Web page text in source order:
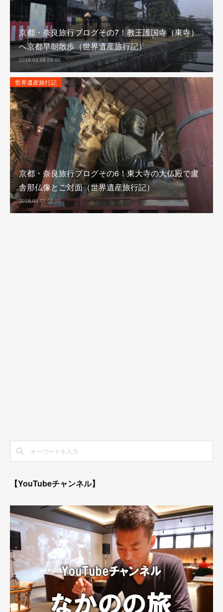
京都・奈良旅行ブログその7！教王護国寺（東寺）
へ京都早朝散歩（世界遺産旅行記）
2018.03.08 09:00
世界遺産旅行記
京都・奈良旅行ブログその6！東大寺の大仏殿で盧
舎那仏像とご対面（世界遺産旅行記）
2018.03.03 09:00
【YouTubeチャンネル】